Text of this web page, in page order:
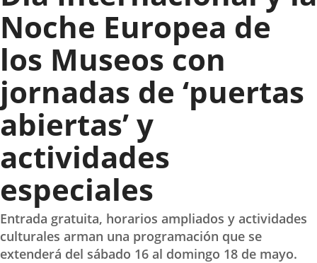
Noche Europea de
los Museos con
jornadas de ‘puertas
abiertas’ y
actividades
especiales
Entrada gratuita, horarios ampliados y actividades
culturales arman una programación que se
extenderá del sábado 16 al domingo 18 de mayo.